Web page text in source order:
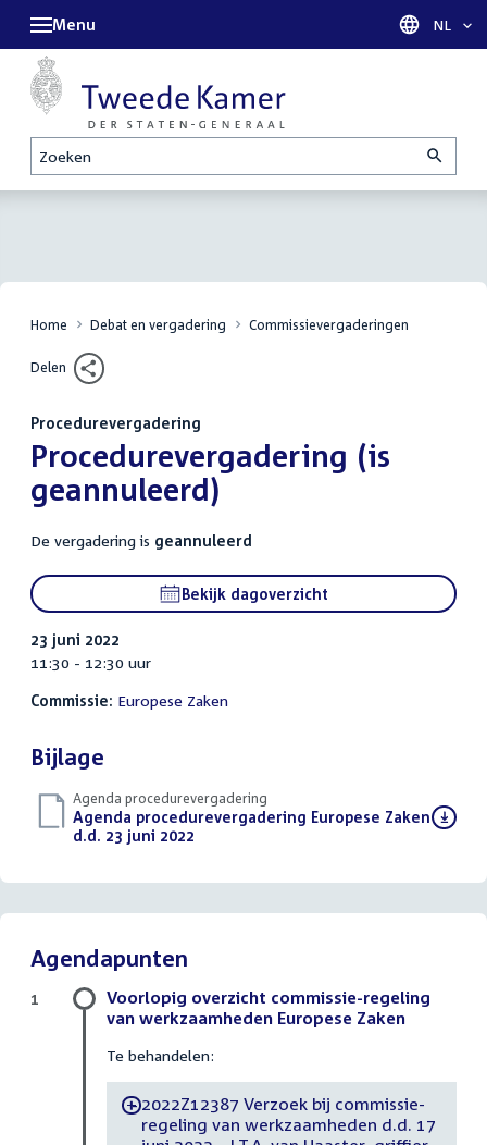
Zoeken
Menu Taal
NL
Home Debat en vergadering Commissievergaderingen
Delen
Procedurevergadering
:Procedurevergadering (is
geannuleerd)
De vergadering is geannuleerd
Bekijk dagoverzicht
23 juni 2022
11:30 - 12:30 uur
Commissie: Europese Zaken
Bijlage
Agenda procedurevergadering
Download
bestand:
Agenda procedurevergadering Europese Zaken
d.d. 23 juni 2022
Agendapunten
Voorlopig overzicht commissie-regeling
van werkzaamheden Europese Zaken
Te behandelen:
-2022Z12387 Verzoek bij commissie-
regeling van werkzaamheden d.d. 17
1